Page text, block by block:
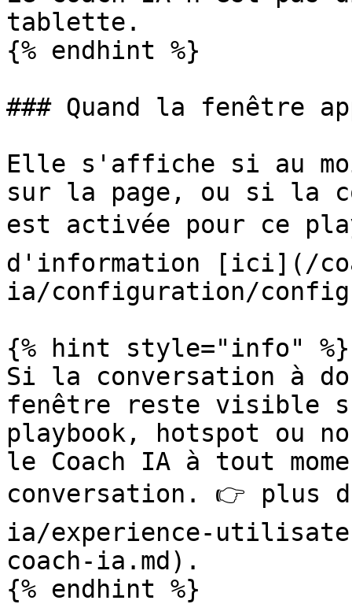
tablette.
{% endhint %}
### Quand la fenêtre
Elle s'affiche si au
sur la page, ou si la
est activée pour ce
d'information [ici](/
ia/configuration/
{% hint style="info" %}
Si la conversation à
fenêtre reste visible
playbook, hotspot ou
le Coach IA à tout
conversation. 👉 plus
ia/experience-
coach-ia.md).
{% endhint %}